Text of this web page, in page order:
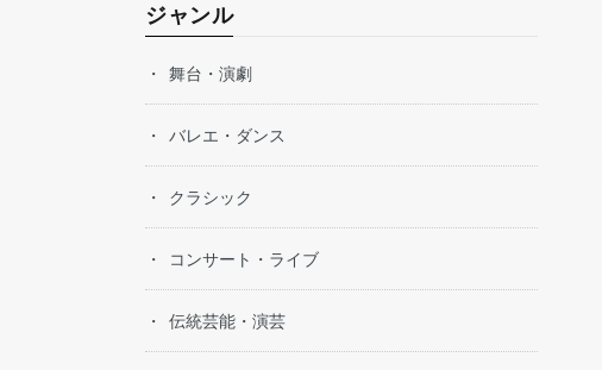
ジャンル
舞台・演劇
バレエ・ダンス
クラシック
コンサート・ライブ
伝統芸能・演芸